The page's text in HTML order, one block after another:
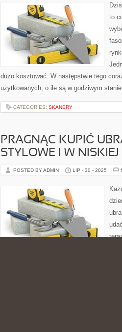
to
dużo kosztować. W następstwie tego
użytkowanych, o ile są w godziwym
CATEGORIES: SKANERY
PRAGNĄC KUPIĆ
STYLOWE I W NISKIEJ
POSTED BY ADMIN LIP - 30 - 2025